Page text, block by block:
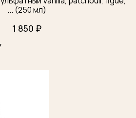
... (250 мл)
1 850 ₽